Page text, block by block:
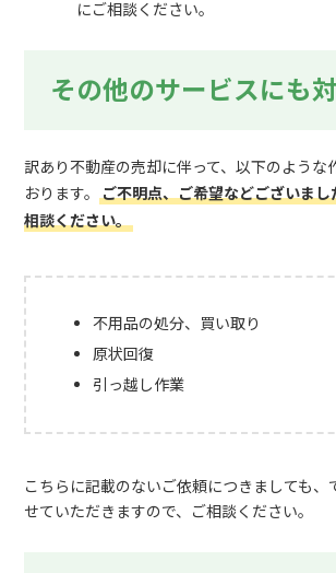
にご相談ください。
その他のサービスにも
訳あり不動産の売却に伴って、以下のような
おります。ご不明点、ご希望などございま
相談ください。
不用品の処分、買い取り
原状回復
引っ越し作業
こちらに記載のないご依頼につきましても、
せていただきますので、ご相談ください。